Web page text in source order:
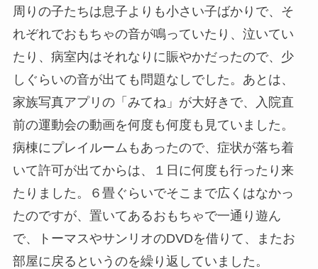
周りの子たちは息子よりも小さい子ばかりで、そ
れぞれでおもちゃの音が鳴っていたり、泣いてい
たり、病室内はそれなりに賑やかだったので、少
しぐらいの音が出ても問題なしでした。あとは、
家族写真アプリの「みてね」が大好きで、入院直
前の運動会の動画を何度も何度も見ていました。
病棟にプレイルームもあったので、症状が落ち着
いて許可が出てからは、１日に何度も行ったり来
たりました。６畳ぐらいでそこまで広くはなかっ
たのですが、置いてあるおもちゃで一通り遊ん
で、トーマスやサンリオのDVDを借りて、またお
部屋に戻るというのを繰り返していました。